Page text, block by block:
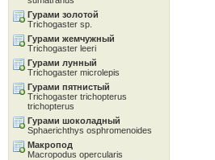
Гурами золотой
Trichogaster sp.
Гурами жемчужный
Trichogaster leeri
Гурами лунный
Trichogaster microlepis
Гурами пятнистый
Trichogaster trichopterus
trichopterus
Гурами шоколадный
Sphaerichthys osphromenoides
Макропод
Macropodus opercularis